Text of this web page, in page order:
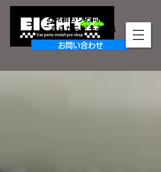
お見積もりお問合せ
​こちらからどうぞ↓↓
お問い合わせ